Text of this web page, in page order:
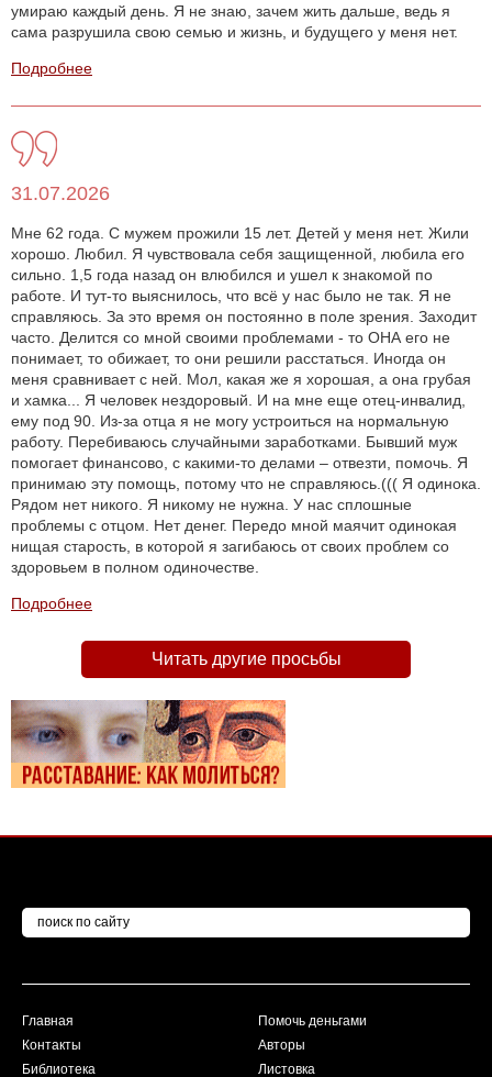
умираю каждый день. Я не знаю, зачем жить дальше, ведь я
сама разрушила свою семью и жизнь, и будущего у меня нет.
Подробнее
31.07.2026
Мне 62 года. С мужем прожили 15 лет. Детей у меня нет. Жили
хорошо. Любил. Я чувствовала себя защищенной, любила его
сильно. 1,5 года назад он влюбился и ушел к знакомой по
работе. И тут-то выяснилось, что всё у нас было не так. Я не
справляюсь. За это время он постоянно в поле зрения. Заходит
часто. Делится со мной своими проблемами - то ОНА его не
понимает, то обижает, то они решили расстаться. Иногда он
меня сравнивает с ней. Мол, какая же я хорошая, а она грубая
и хамка... Я человек нездоровый. И на мне еще отец-инвалид,
ему под 90. Из-за отца я не могу устроиться на нормальную
работу. Перебиваюсь случайными заработками. Бывший муж
помогает финансово, с какими-то делами – отвезти, помочь. Я
принимаю эту помощь, потому что не справляюсь.((( Я одинока.
Рядом нет никого. Я никому не нужна. У нас сплошные
проблемы с отцом. Нет денег. Передо мной маячит одинокая
нищая старость, в которой я загибаюсь от своих проблем со
здоровьем в полном одиночестве.
Подробнее
Читать другие просьбы
Главная
Контакты
Библиотека
Помочь деньгами
Авторы
Листовка